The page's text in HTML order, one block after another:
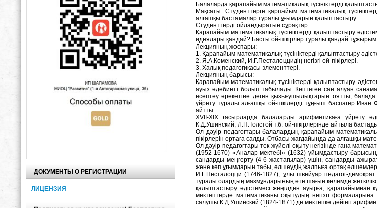
ДОКУМЕНТЫ О РЕГИСТРАЦИИ
ЛИЦЕНЗИЯ
Балаларда қарапайым математикалық түсініктерді
Мақсаты: Студенттерге қарпайым математикалық
алғашқы бастамалар туралы ұғымдарын қалыптастыру.
Студенттерді ойландыратын сұрақтар:
Қарапайым математикалық түсініктерді қалыптастыру
идеялары қандай? Басты ой-пікірлер туралы қандай
Лекцияның жоспары:
1. Қарапайым математикалық түсініктерді қалыптастыру
2. Я.А.Коменский, И.Г.Песталоццидің негізгі ой-пікірлері.
3. Халық педагогикасы элементтері.
Лекцияның барысы:
Қарапайым математикалық түсініктерді қалыптастыру
ауыз әдебиеті болып табылады. Көптеген сан алуан
есептеу әрекетіне деген қызығушылықтарын оятты,
үйрету туралы алғашқы ой-пікілерді тұңғыш баспагер
айтты.
XVII-XIX ғасырларда балаларды арифметикаға үйрету
К.Д.Ушинский, Л.Н.Толстой т.б. ой-пікірлерінде айтыла
Ол дәуір педагогтары балалардың қарапайым
пікірлерін ортаға салды. Отбасы жағдайында да алғашқы
Ол дәуір педагогтары тек жүйелі оқыту негізінде ғана
(1952-1670) «Аналар мектебі» (1632) ұйымдастыру
сандарды меңгерту (4-6 жастағылар) үшін, сандарды
және көп ұғымдарын табы, өлшеудің жалпыға ортақ
И.Г.Песталоцци (1746-1827), ұлы швейуар педагог-
туралы олардың мазмұндарының өте шағын көлемде
қалыптастыру әдістемесі жеңілден ауырға, қарапайымнан
мектептерде математиканы оқытудың негізгі
салушы К.Д.Ушинский (1824-1871) де мектепке дейінгі